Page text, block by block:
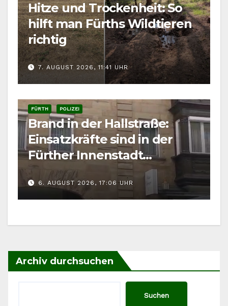
Hitze und Trockenheit: So
hilft man Fürths Wildtieren
richtig
7. AUGUST 2026, 11:41 UHR
FÜRTH POLIZEI
Brand in der Hallstraße:
Einsatzkräfte sind in der
Fürther Innenstadt
gefordert
6. AUGUST 2026, 17:06 UHR
Archiv durchsuchen
Suchen